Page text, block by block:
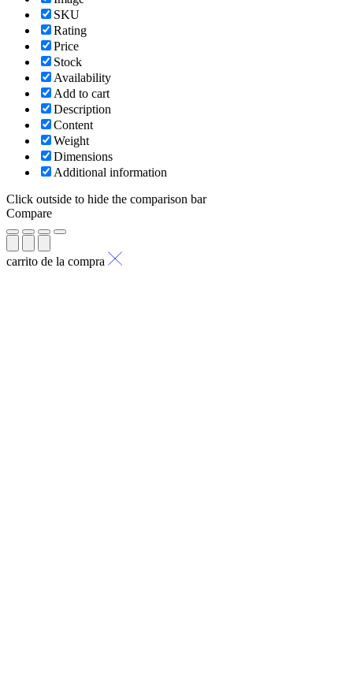
SKU
Rating
Price
Stock
Availability
Add to cart
Description
Content
Weight
Dimensions
Additional information
Click outside to hide the comparison bar
Compare
carrito de la compra